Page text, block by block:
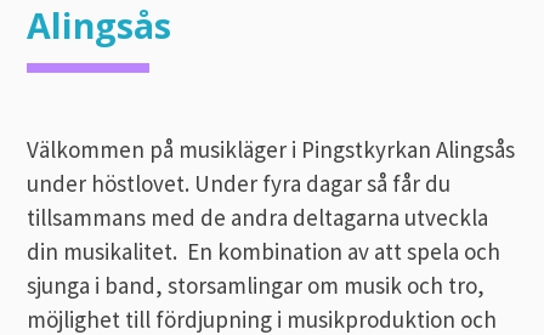
Alingsås
Välkommen på musikläger i Pingstkyrkan Alingsås
under höstlovet. Under fyra dagar så får du
tillsammans med de andra deltagarna utveckla
din musikalitet. En kombination av att spela och
sjunga i band, storsamlingar om musik och tro,
möjlighet till fördjupning i musikproduktion och